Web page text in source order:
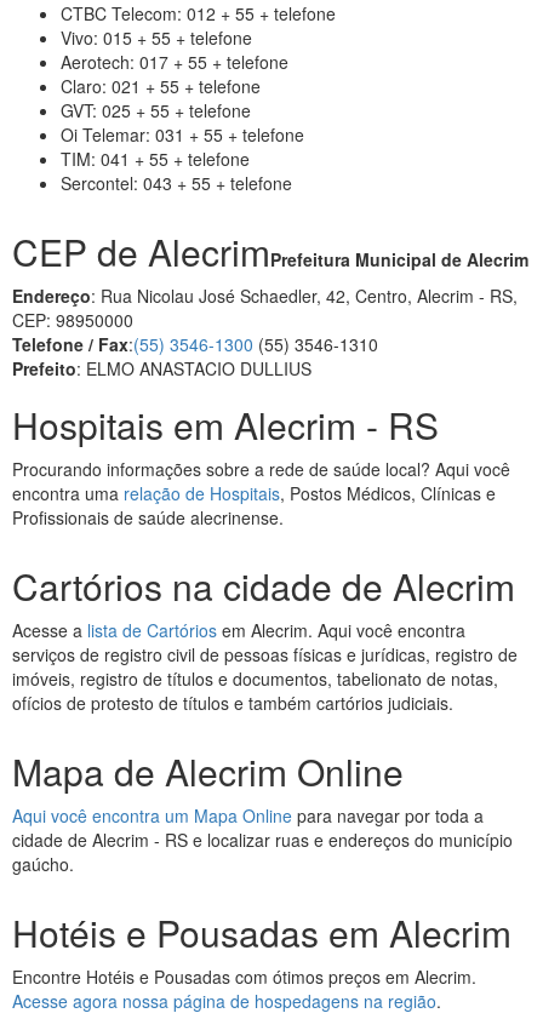
CTBC Telecom: 012 + 55 + telefone
Vivo: 015 + 55 + telefone
Aerotech: 017 + 55 + telefone
Claro: 021 + 55 + telefone
GVT: 025 + 55 + telefone
Oi Telemar: 031 + 55 + telefone
TIM: 041 + 55 + telefone
Sercontel: 043 + 55 + telefone
CEP de AlecrimPrefeitura Municipal de Alecrim
Endereço: Rua Nicolau José Schaedler, 42, Centro, Alecrim - RS,
CEP: 98950000
Telefone / Fax:(55) 3546-1300 (55) 3546-1310
Prefeito: ELMO ANASTACIO DULLIUS
Hospitais em Alecrim - RS
Procurando informações sobre a rede de saúde local? Aqui você
encontra uma relação de Hospitais, Postos Médicos, Clínicas e
Profissionais de saúde alecrinense.
Cartórios na cidade de Alecrim
Acesse a lista de Cartórios em Alecrim. Aqui você encontra
serviços de registro civil de pessoas físicas e jurídicas, registro de
imóveis, registro de títulos e documentos, tabelionato de notas,
ofícios de protesto de títulos e também cartórios judiciais.
Mapa de Alecrim Online
Aqui você encontra um Mapa Online para navegar por toda a
cidade de Alecrim - RS e localizar ruas e endereços do município
gaúcho.
Hotéis e Pousadas em Alecrim
Encontre Hotéis e Pousadas com ótimos preços em Alecrim.
Acesse agora nossa página de hospedagens na região.